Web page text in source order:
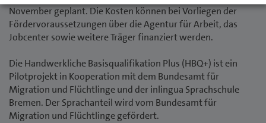
November geplant. Die Kosten können bei Vorliegen der
Fördervoraussetzungen über die Agentur für Arbeit, das
Jobcenter sowie weitere Träger finanziert werden.
Die Handwerkliche Basisqualifikation Plus (HBQ+) ist ein
Pilotprojekt in Kooperation mit dem Bundesamt für
Migration und Flüchtlinge und der inlingua Sprachschule
Bremen. Der Sprachanteil wird vom Bundesamt für
Migration und Flüchtlinge gefördert.